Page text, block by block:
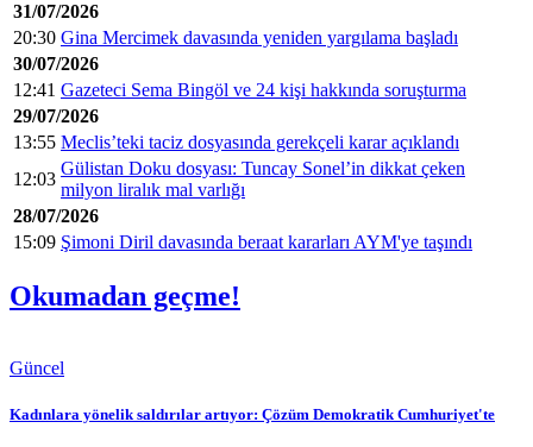
31/07/2026
20:30 Gina Mercimek davasında yeniden yargılama başladı
30/07/2026
12:41 Gazeteci Sema Bingöl ve 24 kişi hakkında soruşturma
29/07/2026
13:55 Meclis’teki taciz dosyasında gerekçeli karar açıklandı
12:03
Gülistan Doku dosyası: Tuncay Sonel’in dikkat çeken
milyon liralık mal varlığı
28/07/2026
15:09 Şimoni Diril davasında beraat kararları AYM'ye taşındı
Okumadan geçme!
Güncel
Kadınlara yönelik saldırılar artıyor: Çözüm Demokratik Cumhuriyet'te